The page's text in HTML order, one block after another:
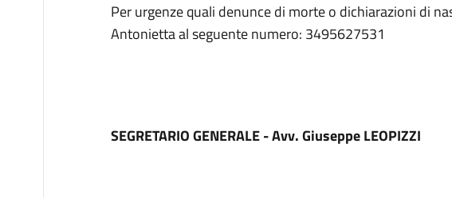
Per urgenze quali denunce di morte o dichiarazioni di
Antonietta al seguente numero: 3495627531
SEGRETARIO GENERALE -Avv. Giuseppe LEOPIZZI